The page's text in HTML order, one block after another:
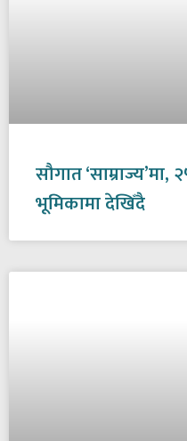
सौगात
भूमिकामा देखिँदै